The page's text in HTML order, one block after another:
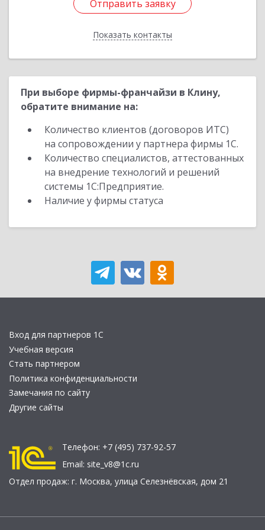
Отправить заявку
Показать контакты
Отправить заявку
Назад
При выборе фирмы-франчайзи в Клину,
обратите внимание на:
Количество клиентов (договоров ИТС)
на сопровождении у партнера фирмы 1С.
Количество специалистов, аттестованных
на внедрение технологий и решений
системы 1С:Предприятие.
Наличие у фирмы статуса
Вход для партнеров 1С
Учебная версия
Стать партнером
Политика конфиденциальности
Замечания по сайту
Другие сайты
Телефон: +7 (495) 737-92-57
Email: site_v8@1c.ru
Отдел продаж: г. Москва, улица Селезнёвская, дом 21